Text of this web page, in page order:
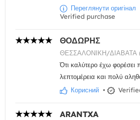
Переглянути оригінал
Verified purchase
ΘΟΔΩΡΗΣ
ΘΕΣΣΑΛΟΝΙΚΗ/ΔΙΑΒΑΤΑ
Ότι καλύτερο έχω φορέσει
λεπτομέρεια και πολύ
Корисний •
ARANTXA